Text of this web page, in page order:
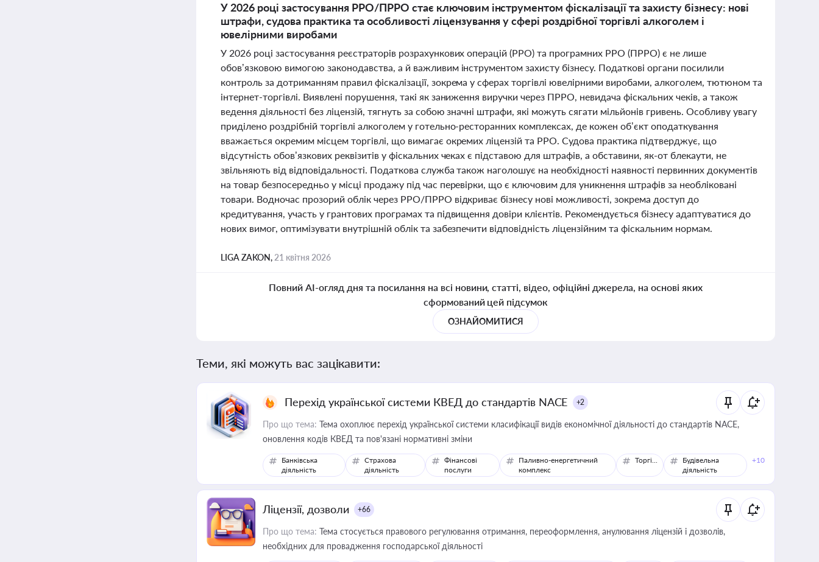
У 2026 році застосування РРО/ПРРО стає ключовим інструментом фіскалізації та захисту бізнесу: нові
штрафи, судова практика та особливості ліцензування у сфері роздрібної торгівлі алкоголем і
ювелірними виробами
У 2026 році застосування реєстраторів розрахункових операцій (РРО) та програмних РРО (ПРРО) є не лише
обов’язковою вимогою законодавства, а й важливим інструментом захисту бізнесу. Податкові органи посилили
контроль за дотриманням правил фіскалізації, зокрема у сферах торгівлі ювелірними виробами, алкоголем, тютюном та
інтернет-торгівлі. Виявлені порушення, такі як заниження виручки через ПРРО, невидача фіскальних чеків, а також
ведення діяльності без ліцензій, тягнуть за собою значні штрафи, які можуть сягати мільйонів гривень. Особливу увагу
приділено роздрібній торгівлі алкоголем у готельно-ресторанних комплексах, де кожен об’єкт оподаткування
вважається окремим місцем торгівлі, що вимагає окремих ліцензій та РРО. Судова практика підтверджує, що
відсутність обов’язкових реквізитів у фіскальних чеках є підставою для штрафів, а обставини, як-от блекаути, не
звільняють від відповідальності. Податкова служба також наголошує на необхідності наявності первинних документів
на товар безпосередньо у місці продажу під час перевірки, що є ключовим для уникнення штрафів за необліковані
товари. Водночас прозорий облік через РРО/ПРРО відкриває бізнесу нові можливості, зокрема доступ до
кредитування, участь у грантових програмах та підвищення довіри клієнтів. Рекомендується бізнесу адаптуватися до
нових вимог, оптимізувати внутрішній облік та забезпечити відповідність ліцензійним та фіскальним нормам.
LIGA ZAKON, 21 квітня 2026
Повний AI-огляд дня та посилання на всі новини, статті, відео, офіційні джерела, на основі яких
сформований цей підсумок
ОЗНАЙОМИТИСЯ
Теми, які можуть вас зацікавити:
Перехід української системи КВЕД до стандартів NACE +2
Про що тема: Тема охоплює перехід української системи класифікації видів економічної діяльності до стандартів NACE,
оновлення кодів КВЕД та пов'язані нормативні зміни
Банківська
діяльність
Страхова
діяльність
Фінансові
послуги
Паливно-енергетичний
комплекс
Торгівля
Будівельна
діяльність
+10
Ліцензії, дозволи +66
Про що тема: Тема стосується правового регулювання отримання, переоформлення, анулювання ліцензій і дозволів,
необхідних для провадження господарської діяльності